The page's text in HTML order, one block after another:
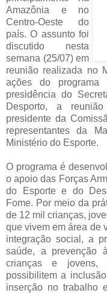
Amazônia e no
Centro-Oeste do
país. O assunto foi
discutido nesta
semana (25/07) em
reunião realizada no
ações do
presidência do
Desporto, a
presidente da
representantes da
Ministério do Esporte.
O programa é
o apoio das Forças
do Esporte e do
Fome. Por meio da
de 12 mil crianças,
que vivem em área de
integração social, a
saúde, a prevenção
crianças e jovens,
possibilitem a
inserção no trabalho